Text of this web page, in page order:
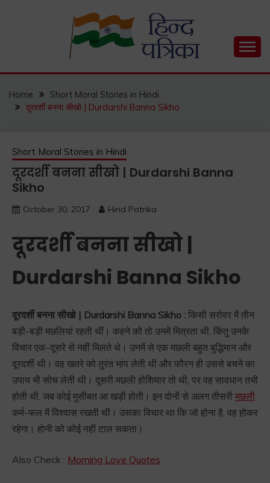
HIND PATRIKA
Status, Hindi Quotes, Hindi Inspirational Stories, Hindi
Home
Short Moral Stories in Hindi
दूरदर्शी बनना सीखो | Durdarshi Banna Sikho
Short Moral Stories in Hindi
दूरदर्शी बनना सीखो | Durdarshi Banna
Sikho
October 30, 2017 Hind Patrika
दूरदर्शी बनना सीखो |
Durdarshi Banna Sikho
दूरदर्शी बनना सीखो | Durdarshi Banna Sikho : किसी सरोवर में तीन
बड़ी-बड़ी मछलियां रहती थीं। कहने को तो उनमें मित्रता थी, किंतु उनके
विचार एक-दूसरे से नहीं मिलते थे। उनमें से एक मछली बहुत बुद्धिमान और
दूरदर्शी थी। वह खतरे को तुरंत भांप लेती थी और फौरन ही उससे बचने का
उपाय भी सोच लेती थी। दूसरी मछली होशियार तो थी, पर वह सावधान तभी
होती थी, जब कोई मुसीबत आ खड़ी होती। इन दोनों से अलग तीसरी मछली
कर्म-फल में विश्वास रखती थी। उसका विचार था कि जो होना है, वह होकर
रहेगा। होनी को कोई नहीं टाल सकता।
Also Check : Morning Love Quotes